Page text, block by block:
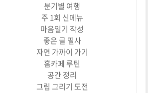
분기별 여행
주 1회 신메뉴
마음일기 작성
좋은 글 필사
자연 가까이 가기
홈카페 루틴
공간 정리
그림 그리기 도전